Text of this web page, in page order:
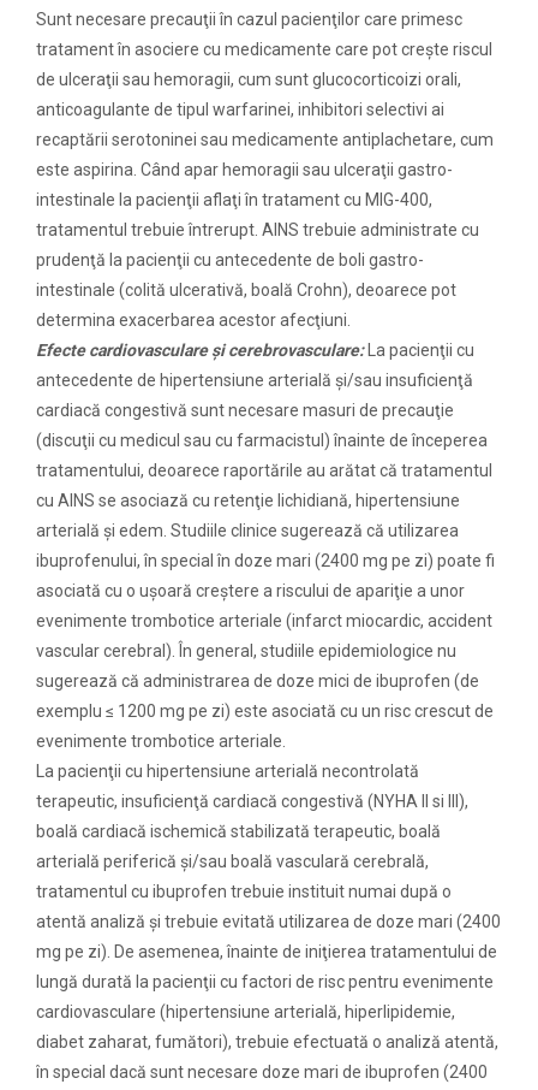
Sunt necesare precauţii în cazul pacienţilor care primesc
tratament în asociere cu medicamente care pot creşte riscul
de ulceraţii sau hemoragii, cum sunt glucocorticoizi orali,
anticoagulante de tipul warfarinei, inhibitori selectivi ai
recaptării serotoninei sau medicamente antiplachetare, cum
este aspirina. Când apar hemoragii sau ulceraţii gastro-
intestinale la pacienţii aflaţi în tratament cu MIG-400,
tratamentul trebuie întrerupt. AINS trebuie administrate cu
prudenţă la pacienţii cu antecedente de boli gastro-
intestinale (colită ulcerativă, boală Crohn), deoarece pot
determina exacerbarea acestor afecţiuni.
Efecte cardiovasculare şi cerebrovasculare:La pacienţii cu
antecedente de hipertensiune arterială şi/sau insuficienţă
cardiacă congestivă sunt necesare masuri de precauţie
(discuţii cu medicul sau cu farmacistul) înainte de începerea
tratamentului, deoarece raportările au arătat că tratamentul
cu AINS se asociază cu retenţie lichidiană, hipertensiune
arterială şi edem. Studiile clinice sugerează că utilizarea
ibuprofenului, în special în doze mari (2400 mg pe zi) poate fi
asociată cu o uşoară creştere a riscului de apariţie a unor
evenimente trombotice arteriale (infarct miocardic, accident
vascular cerebral). În general, studiile epidemiologice nu
sugerează că administrarea de doze mici de ibuprofen (de
exemplu ≤ 1200 mg pe zi) este asociată cu un risc crescut de
evenimente trombotice arteriale.
La pacienţii cu hipertensiune arterială necontrolată
terapeutic, insuficienţă cardiacă congestivă (NYHA II si III),
boală cardiacă ischemică stabilizată terapeutic, boală
arterială periferică şi/sau boală vasculară cerebrală,
tratamentul cu ibuprofen trebuie instituit numai după o
atentă analiză şi trebuie evitată utilizarea de doze mari (2400
mg pe zi). De asemenea, înainte de iniţierea tratamentului de
lungă durată la pacienţii cu factori de risc pentru evenimente
cardiovasculare (hipertensiune arterială, hiperlipidemie,
diabet zaharat, fumători), trebuie efectuată o analiză atentă,
în special dacă sunt necesare doze mari de ibuprofen (2400